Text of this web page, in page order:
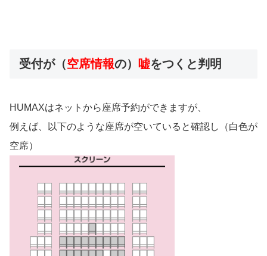
受付が（空席情報の） 嘘をつくと判明
HUMAXはネットから座席予約ができますが、
例えば、以下のような座席が空いていると確認し（白色が
空席）